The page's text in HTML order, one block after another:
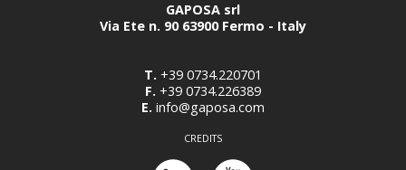
GAPOSA srl
Via Ete n. 90 63900 Fermo - Italy
T. +39 0734.220701
F. +39 0734.226389
E. info@gaposa.com
CREDITS